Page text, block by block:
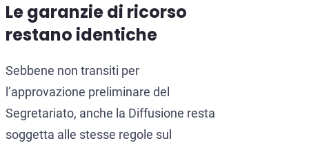
Le garanzie di ricorso
restano identiche
Sebbene non transiti per
l’approvazione preliminare del
Segretariato, anche la Diffusione resta
soggetta alle stesse regole sul